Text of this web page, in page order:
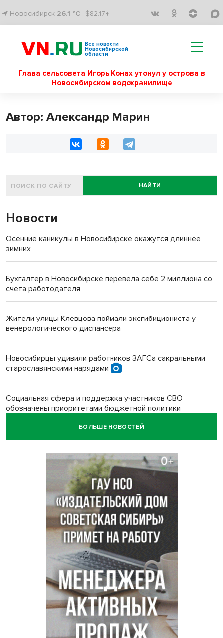
Новосибирск 26.1 °C $82.17↑
Все новости
Новосибирской
области
Глава сельсовета Игорь Конах утонул у острова в
Новосибирском водохранилище
Автор: Александр Марин
НАЙТИ
Новости
Осенние каникулы в Новосибирске окажутся длиннее
зимних
Бухгалтер в Новосибирске перевела себе 2 миллиона со
счета работодателя
Жители улицы Клевцова поймали эксгибициониста у
венерологического диспансера
Новосибирцы удивили работников ЗАГСа сакральными
старославянскими нарядами
Социальная сфера и поддержка участников СВО
обозначены приоритетами бюджетной политики
БОЛЬШЕ НОВОСТЕЙ